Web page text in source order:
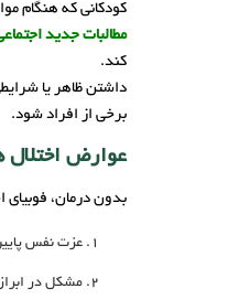
کودکانی که هنگام
مطالبات جدید
کند.
داشتن ظاهر یا
برخی از افراد شود.
عوارض اختلال
بدون درمان، فوبیای
عزت نفس
مشکل در